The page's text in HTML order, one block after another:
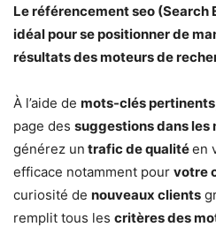
Le référencement seo (Search
idéal pour se positionner de
résultats des moteurs de
À l’aide de mots-clés pertinents
page des suggestions dans les
générez un trafic de qualitéen
efficace notamment pour votre
curiosité de nouveaux clients
remplit tous les critères des